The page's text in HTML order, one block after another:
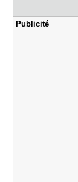
Publicité